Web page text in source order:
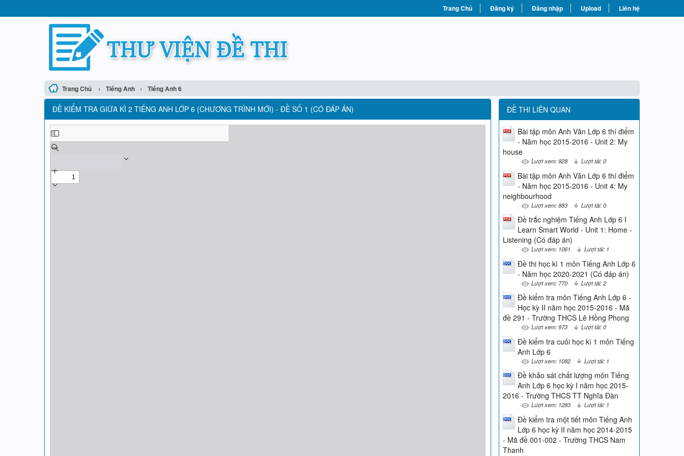
Trang Chủ Đăng ký Đăng nhập Upload Liên hệ
Trang Chủ › Tiếng Anh › Tiếng Anh 6
ĐỀ KIỂM TRA GIỮA KÌ 2 TIẾNG ANH LỚP 6 (CHƯƠNG TRÌNH MỚI) - ĐỀ SỐ 1 (CÓ ĐÁP ÁN) ĐỀ THI LIÊN QUAN
Bài tập môn Anh Văn Lớp 6 thí điểm
- Năm học 2015-2016 - Unit 2: My
house
Lượt xem: 928 Lượt tải: 0
Bài tập môn Anh Văn Lớp 6 thí điểm
- Năm học 2015-2016 - Unit 4: My
neighbourhood
Lượt xem: 883 Lượt tải: 0
Đề trắc nghiệm Tiếng Anh Lớp 6 I
Learn Smart World - Unit 1: Home -
Listening (Có đáp án)
Lượt xem: 1061 Lượt tải: 1
Đề thi học kì 1 môn Tiếng Anh Lớp 6
- Năm học 2020-2021 (Có đáp án)
Lượt xem: 770 Lượt tải: 2
Đề kiểm tra môn Tiếng Anh Lớp 6 -
Học kỳ II năm học 2015-2016 - Mã
đề 291 - Trường THCS Lê Hồng Phong
Lượt xem: 973 Lượt tải: 0
Đề kiểm tra cuối học kì 1 môn Tiếng
Anh Lớp 6
Lượt xem: 1082 Lượt tải: 1
Đề khảo sát chất lượng môn Tiếng
Anh Lớp 6 học kỳ I năm học 2015-
2016 - Trường THCS TT Nghĩa Đàn
Lượt xem: 1283 Lượt tải: 1
Đề kiểm tra một tiết môn Tiếng Anh
Lớp 6 học kỳ II năm học 2014-2015
- Mã đề 001-002 - Trường THCS Nam
Thanh